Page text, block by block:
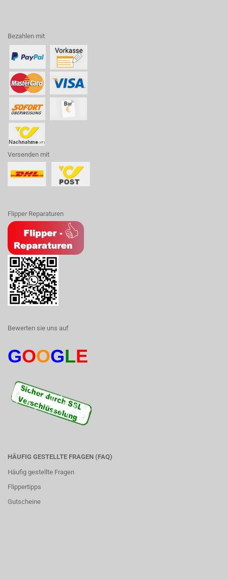
Bezahlen mit
Versenden mit
Flipper Reparaturen
Bewerten sie uns auf
GOOGLE
HÄUFIG GESTELLTE FRAGEN (FAQ)
Häufig gestellte Fragen
Flippertipps
Gutscheine